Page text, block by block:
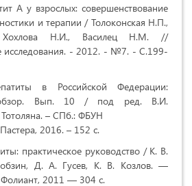
А у взрослых: совершенствование
и терапии / Толоконская Н.П.,
Хохлова Н.И., Василец Н.М. //
исследования. - 2012. - №7. - С.199-
в Российской Федерации:
обзор. Вып. 10 / под ред. В.И.
– СПб.: ФБУН
2016. – 152 с.
практическое руководство / К. В.
Д. А. Гусев, К. В. Козлов. —
2011 — 304 с.